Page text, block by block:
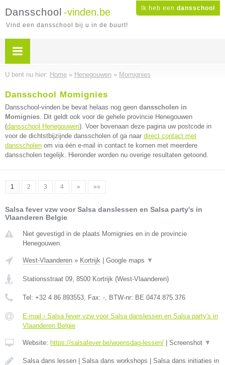
Ik heb een dansschool
Dansschool -vinden.be
Vind een dansschool bij u in de buurt!
U bent nu hier: Home » Henegouwen » Momignies
Dansschool Momignies
Dansschool-vinden.be bevat helaas nog geen dansscholen in
Momignies. Dit geldt ook voor de gehele provincie Henegouwen
(dansschool Henegouwen). Voer bovenaan deze pagina uw postcode in
voor de dichtstbijzijnde dansscholen of ga naar direct contact met
dansscholen om via één e-mail in contact te komen met meerdere
dansscholen tegelijk. Hieronder worden nu overige resultaten getoond.
1 2 3 4 » »»
Salsa fever vzw voor Salsa danslessen en Salsa party's in
Vlaanderen Belgie
Niet gevestigd in de plaats Momignies en in de provincie
Henegouwen.
West-Vlaanderen » Kortrijk Google maps ▼
Stationsstraat 09, 8500 Kortrijk (West-Vlaanderen)
Tel: +32 4 86 893553, Fax: -, BTW-nr: BE 0474.875.376
E-mail › Salsa fever vzw voor Salsa danslessen en Salsa party's in
Vlaanderen Belgie
Website: https://salsafever.be/woensdag-lessen/ Screenshot ▼
Salsa dans lessen | Salsa dans workshops | Salsa dans initiaties in